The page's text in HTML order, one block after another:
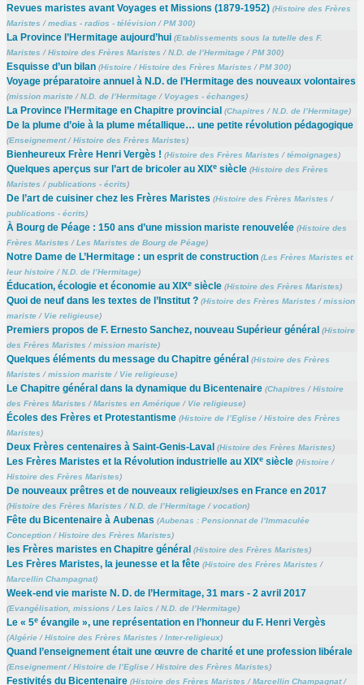
Revues maristes avant Voyages et Missions (1879-1952) (Histoire des Frères
Maristes /medias - radios - télévision/PM 300)
La Province l’Hermitage aujourd’hui (Etablissements sous la tutelle des F.
Maristes /Histoire des Frères Maristes /N.D. de l’Hermitage/PM 300)
Esquisse d’un bilan (Histoire/Histoire des Frères Maristes /PM 300)
Voyage préparatoire annuel à N.D. de l’Hermitage des nouveaux volontaires
(mission mariste/N.D. de l’Hermitage/ Voyages - échanges)
La Province l’Hermitage en Chapitre provincial (Chapitres /N.D. de l’Hermitage)
De la plume d’oie à la plume métallique… une petite révolution pédagogique
(Enseignement/Histoire des Frères Maristes)
Bienheureux Frère Henri Vergès ! (Histoire des Frères Maristes /témoignages)
Quelques aperçus sur l’art de bricoler au XIXesiècle (Histoire des Frères
Maristes /publications - écrits)
De l’art de cuisiner chez les Frères Maristes (Histoire des Frères Maristes /
publications - écrits)
À Bourg de Péage : 150 ans d’une mission mariste renouvelée (Histoire des
Frères Maristes /Les Maristes de Bourg de Péage)
Notre Dame de L’Hermitage : un esprit de construction (Les Frères Maristes et
leur histoire/N.D. de l’Hermitage)
Éducation, écologie et économie au XIXesiècle (Histoire des Frères Maristes)
Quoi de neuf dans les textes de l’Institut ? (Histoire des Frères Maristes /mission
mariste/ Vie religieuse)
Premiers propos de F. Ernesto Sanchez, nouveau Supérieur général (Histoire
des Frères Maristes /mission mariste)
Quelques éléments du message du Chapitre général (Histoire des Frères
Maristes /mission mariste/ Vie religieuse)
Le Chapitre général dans la dynamique du Bicentenaire (Chapitres /Histoire
des Frères Maristes /Maristes en Amérique/ Vie religieuse)
Écoles des Frères et Protestantisme (Histoire de l’Eglise/Histoire des Frères
Maristes)
Deux Frères centenaires à Saint-Genis-Laval (Histoire des Frères Maristes)
Les Frères Maristes et la Révolution industrielle au XIXesiècle (Histoire/
Histoire des Frères Maristes)
De nouveaux prêtres et de nouveaux religieux/ses en France en 2017
(Histoire des Frères Maristes /N.D. de l’Hermitage/vocation)
Fête du Bicentenaire à Aubenas (Aubenas : Pensionnat de l’Immaculée
Conception/Histoire des Frères Maristes)
les Frères maristes en Chapitre général (Histoire des Frères Maristes)
Les Frères Maristes, la jeunesse et la fête (Histoire des Frères Maristes /
Marcellin Champagnat)
Week-end vie mariste N. D. de l’Hermitage, 31 mars - 2 avril 2017
(Evangélisation, missions /Les laïcs /N.D. de l’Hermitage)
Le « 5eévangile », une représentation en l’honneur du F. Henri Vergès
(Algérie/Histoire des Frères Maristes /Inter-religieux)
Quand l’enseignement était une œuvre de charité et une profession libérale
(Enseignement/Histoire de l’Eglise/Histoire des Frères Maristes)
Festivités du Bicentenaire (Histoire des Frères Maristes /Marcellin Champagnat/